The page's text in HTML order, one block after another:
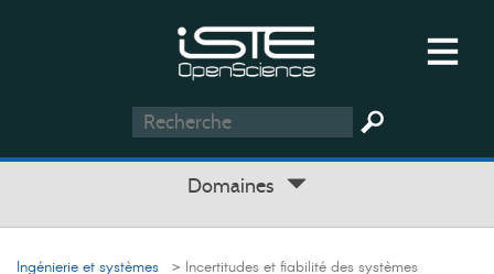
Domaines
Ingénierie et systèmes > Incertitudes et fiabilité des systèmes